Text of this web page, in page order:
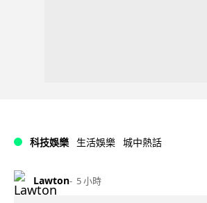
科技娛樂 生活娛樂 城中熱話
Lawton 5 小時